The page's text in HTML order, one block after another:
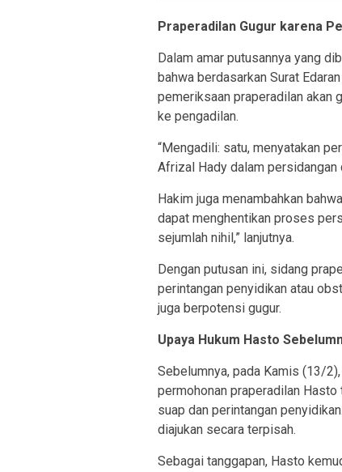
Praperadilan Gugur karena
Dalam amar putusannya yang
bahwa berdasarkan Surat
pemeriksaan praperadilan akan
ke pengadilan.
“Mengadili: satu, menyatakan
Afrizal Hady dalam persidangan
Hakim juga menambahkan
dapat menghentikan proses
sejumlah nihil,” lanjutnya.
Dengan putusan ini, sidang
perintangan penyidikan atau
juga berpotensi gugur.
Upaya Hukum Hasto
Sebelumnya, pada Kamis (13/
permohonan praperadilan
suap dan perintangan
diajukan secara terpisah.
Sebagai tanggapan, Hasto